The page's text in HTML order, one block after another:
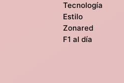
Tecnología
Estilo
Zonared
F1 al día